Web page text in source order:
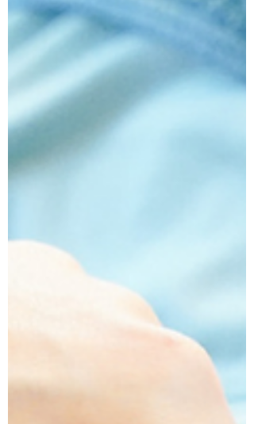
れ間がスカッと続きにくく、雨が多めで、梅雨も長引き
やすい傾向に。しかも気温は高め。 つまり、高温多湿
のジメジメが、長く続く夏になりそうなんです。 そし
てこの「高温多湿」、実は私たちの体にも、お顔にも、
湿気が多いと、空気がもう水分でいっぱいで、汗が蒸発
しにくく、汗がうまくかけなくなります。 すると体の
熱や水分のめぐりが滞って、出てくるのが「だるさ」と
「むくみ」。 体が重い、疲れが抜けない、脚や顔がパ